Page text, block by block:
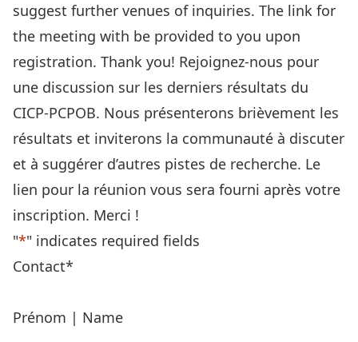
suggest further venues of inquiries. The link for
the meeting with be provided to you upon
registration. Thank you! Rejoignez-nous pour
une discussion sur les derniers résultats du
CICP-PCPOB. Nous présenterons brièvement les
résultats et inviterons la communauté à discuter
et à suggérer d’autres pistes de recherche. Le
lien pour la réunion vous sera fourni après votre
inscription. Merci !
"*" indicates required fields
Contact*
Prénom | Name